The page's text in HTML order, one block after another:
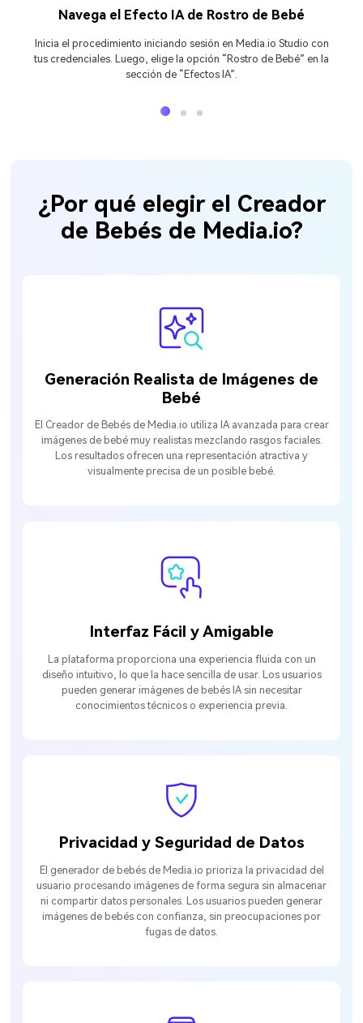
Navega el Efecto IA de Rostro de Bebé
Inicia el procedimiento iniciando sesión en Media.io Studio con
tus credenciales. Luego, elige la opción “Rostro de Bebé” en la
sección de “Efectos IA”.
¿Por qué elegir el Creador
de Bebés de Media.io?
Generación Realista de Imágenes de
Bebé
El Creador de Bebés de Media.io utiliza IA avanzada para crear
imágenes de bebé muy realistas mezclando rasgos faciales.
Los resultados ofrecen una representación atractiva y
visualmente precisa de un posible bebé.
Interfaz Fácil y Amigable
La plataforma proporciona una experiencia fluida con un
diseño intuitivo, lo que la hace sencilla de usar. Los usuarios
pueden generar imágenes de bebés IA sin necesitar
conocimientos técnicos o experiencia previa.
Privacidad y Seguridad de Datos
El generador de bebés de Media.io prioriza la privacidad del
usuario procesando imágenes de forma segura sin almacenar
ni compartir datos personales. Los usuarios pueden generar
imágenes de bebés con confianza, sin preocupaciones por
fugas de datos.